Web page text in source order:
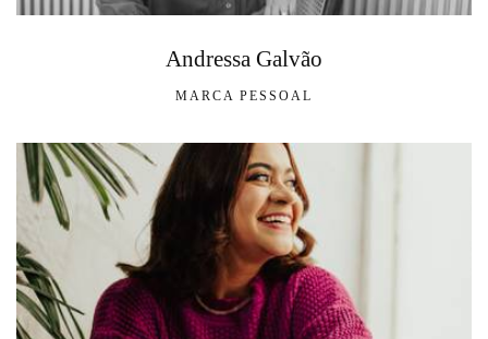
Andressa Galvão
MARCA PESSOAL